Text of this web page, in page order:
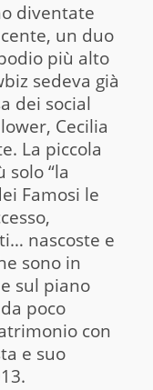
diventate
un duo
più alto
sedeva già
dei social
Cecilia
La piccola
solo “la
Famosi le
nascoste e
sono in
sul piano
poco
con
e suo